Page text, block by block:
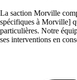
La saction Morville
spécifiques à Morville]
particulières. Notre
ses interventions en